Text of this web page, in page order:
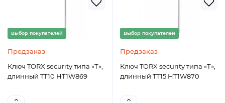
Выбор покупателей
Предзаказ
Ключ TORX security типа «Т»,
длинный TT10 HT1W869
Выбор покупателей
Предзаказ
Ключ TORX security типа «Т»,
длинный TT15 HT1W870